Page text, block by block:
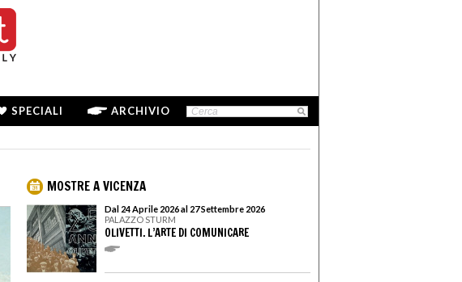
SPECIALI ARCHIVIO
MOSTRE A VICENZA
Dal 24 Aprile 2026 al 27 Settembre 2026
PALAZZO STURM
OLIVETTI. L’ARTE DI COMUNICARE